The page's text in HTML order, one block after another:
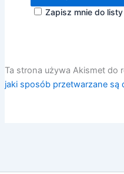
Zapisz mnie do
Ta strona używa Akismet do
jaki sposób przetwarzane są